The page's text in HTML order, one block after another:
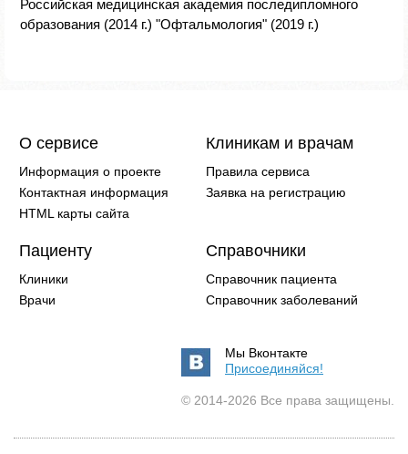
Российская медицинская академия последипломного
образования (2014 г.) "Офтальмология" (2019 г.)
О сервисе
Информация о проекте
Контактная информация
HTML карты сайта
Клиникам и врачам
Правила сервиса
Заявка на регистрацию
Пациенту
Клиники
Врачи
Справочники
Справочник пациента
Справочник заболеваний
Мы Вконтакте
Присоединяйся!
© 2014-2026 Все права защищены.